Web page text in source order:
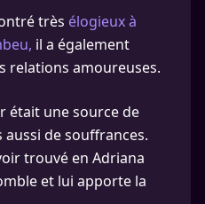
très élogieux à
il a également
relations amoureuses.
était une source de
de souffrances.
trouvé en Adriana
et lui apporte la